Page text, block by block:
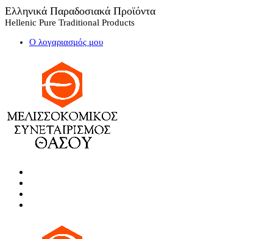
Ελληνικά Παραδοσιακά Προϊόντα
Hellenic Pure Traditional Products
Ο λογαριασμός μου